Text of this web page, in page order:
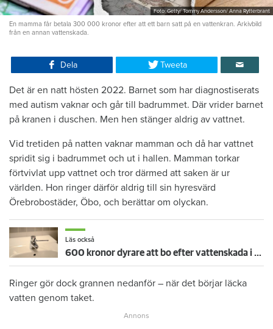
Foto: Getty/ Tommy Andersson/ Anna Rytterbrant
En mamma får betala 300 000 kronor efter att ett barn satt på en vattenkran. Arkivbild
från en annan vattenskada.
Dela Tweeta
Det är en natt hösten 2022. Barnet som har diagnostiserats
med autism vaknar och går till badrummet. Där vrider barnet
på kranen i duschen. Men hen stänger aldrig av vattnet.
Vid tretiden på natten vaknar mamman och då har vattnet
spridit sig i badrummet och ut i hallen. Mamman torkar
förtvivlat upp vattnet och tror därmed att saken är ur
världen. Hon ringer därför aldrig till sin hyresvärd
Örebrobostäder, Öbo, och berättar om olyckan.
Läs också
600 kronor dyrare att bo efter vattenskada i Varberg
Ringer gör dock grannen nedanför – när det börjar läcka
vatten genom taket.